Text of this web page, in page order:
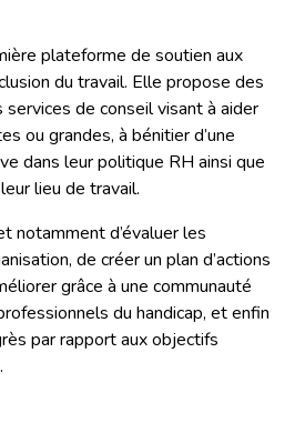
plateforme de soutien aux
du travail. Elle propose des
de conseil visant à aider
ou grandes, à bénitier d’une
dans leur politique RH ainsi que
lieu de travail.
notamment d’évaluer les
de créer un plan d’actions
grâce à une communauté
du handicap, et enfin
par rapport aux objectifs